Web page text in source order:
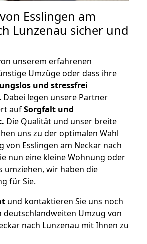
Esslingen am
Lunzenau sicher und
unserem erfahrenen
Umzüge oder dass ihre
und stressfrei
legen unsere Partner
aufSorgfalt und
Die Qualität und unser breite
uns zu der optimalen Wahl
von Esslingen am Neckar nach
nun eine kleine Wohnung oder
umziehen, wir haben die
für Sie.
und kontaktieren Sie uns noch
deutschlandweiten Umzug von
nach Lunzenau mit Ihnen zu